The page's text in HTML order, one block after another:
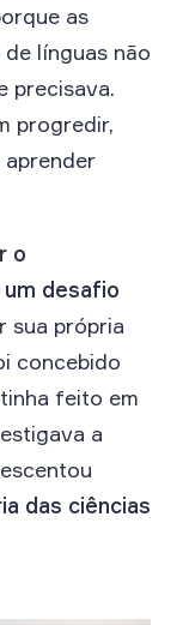
as
línguas não
precisava.
progredir,
o
desafio
sua própria
concebido
feito em
a
das ciências